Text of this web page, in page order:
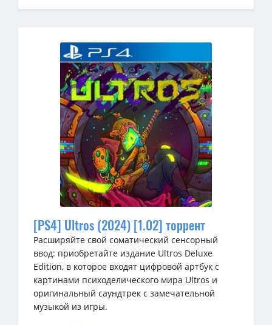
[PS4] Ultros (2024) [1.02] торрент
Расширяйте свой соматический сенсорный
ввод: приобретайте издание Ultros Deluxe
Edition, в которое входят цифровой артбук с
картинами психоделического мира Ultros и
оригинальный саундтрек с замечательной
музыкой из игры.